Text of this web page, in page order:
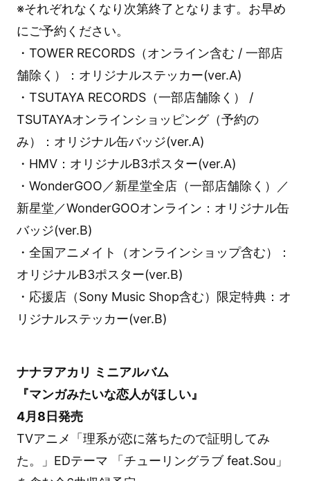
※それぞれなくなり次第終了となります。お早め
にご予約ください。
・TOWER RECORDS（オンライン含む / 一部店
舗除く）：オリジナルステッカー(ver.A)
・TSUTAYA RECORDS（一部店舗除く） /
TSUTAYAオンラインショッピング（予約の
み）：オリジナル缶バッジ(ver.A)
・HMV：オリジナルB3ポスター(ver.A)
・WonderGOO／新星堂全店（一部店舗除く）／
新星堂／WonderGOOオンライン：オリジナル缶
バッジ(ver.B)
・全国アニメイト（オンラインショップ含む）：
オリジナルB3ポスター(ver.B)
・応援店（Sony Music Shop含む）限定特典：オ
リジナルステッカー(ver.B)
ナナヲアカリ ミニアルバム
『マンガみたいな恋人がほしい』
4月8日発売
TVアニメ「理系が恋に落ちたので証明してみ
た。」EDテーマ 「チューリングラブ feat.Sou」